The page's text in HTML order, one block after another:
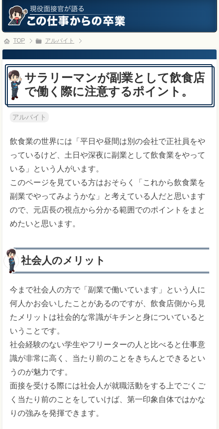
TOP アルバイト
サラリーマンが副業として飲食店
で働く際に注意するポイント。
アルバイト
飲食業の世界には「平日や昼間は別の会社で正社員をや
っているけど、土日や深夜に副業として飲食業をやって
いる」という人がいます。
このページを見ている方はおそらく「これから飲食業を
副業でやってみようかな」と考えている人だと思います
ので、元店長の視点から分かる範囲でのポイントをまと
めたいと思います。
社会人のメリット
今まで社会人の方で「副業で働いています」という人に
何人かお会いしたことがあるのですが、飲食店側から見
たメリットは社会的な常識がキチンと身についていると
いうことです。
社会経験のない学生やフリーターの人と比べると仕事意
識が非常に高く、当たり前のことをきちんとできるとい
うのが魅力です。
面接を受ける際には社会人が就職活動をする上でごくご
く当たり前のことをしていけば、第一印象自体ではかな
りの強みを発揮できます。